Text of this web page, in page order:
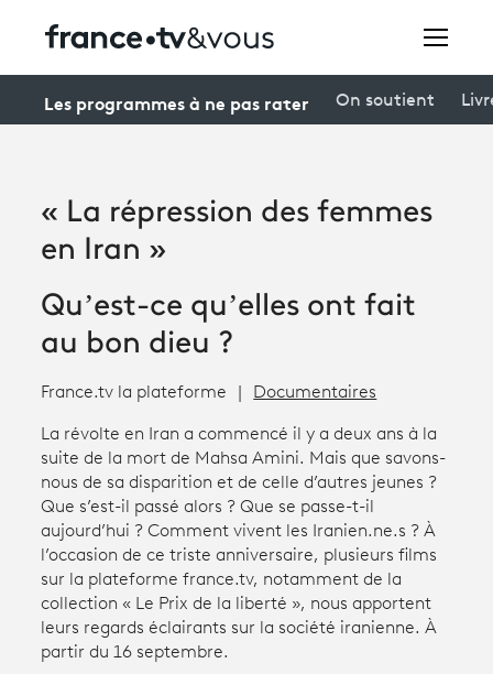
connexion
Avantages fidélité
Creators
Participer et assister à une émission
Programme tv
Les programmes à ne pas rater On soutient
« La répression des femmes
en Iran »
Qu’est-ce qu’elles ont fait
au bon dieu ?
France.tv la plateforme Documentaires
La révolte en Iran a commencé il y a deux ans à la
suite de la mort de Mahsa Amini. Mais que savons-
nous de sa disparition et de celle d’autres jeunes ?
Que s’est-il passé alors ? Que se passe-t-il
aujourd’hui ? Comment vivent les Iranien.ne.s ? À
l’occasion de ce triste anniversaire, plusieurs films
sur la plateforme france.tv, notamment de la
collection « Le Prix de la liberté », nous apportent
leurs regards éclairants sur la société iranienne. À
partir du 16 septembre.